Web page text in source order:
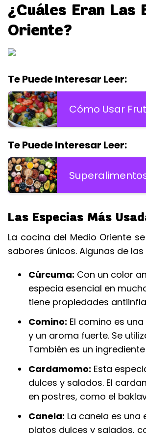
¿Cuáles Eran Las
Oriente?
Te Puede Interesar Leer:
Cómo Usar
Te Puede Interesar Leer:
Las Especias Más
La cocina del Medio Oriente
sabores únicos. Algunas de
Cúrcuma: Con un color
especia esencial en
tiene propiedades
Comino: El comino es
y un aroma fuerte. Se
También es un
Cardamomo: Esta
dulces y salados. El
en postres, como el
Canela: La canela es
platos dulces y salados,